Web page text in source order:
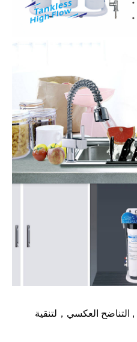
, التناضح العكسي ， لتنقية